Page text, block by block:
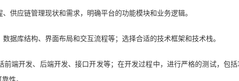
供应链管理现状和需求，明确平台的功能模块和业务逻辑。
据库结构、界面布局和交互流程等；选择合适的技术框架和技术栈。
前端开发、后端开发、接口开发等；在开发过程中，进行严格的测试，包括